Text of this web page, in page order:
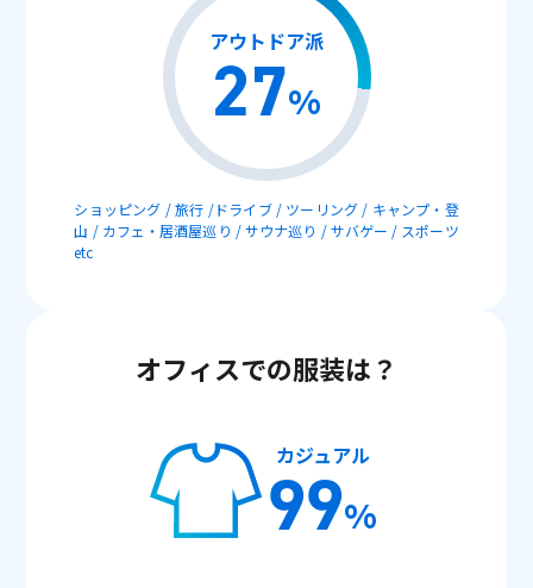
アウトドア派
27%
ショッピング / 旅行 /ドライブ / ツーリング / キャンプ・登
山 / カフェ・居酒屋巡り / サウナ巡り / サバゲー / スポーツ
etc
オフィスでの服装は？
カジュアル
99%